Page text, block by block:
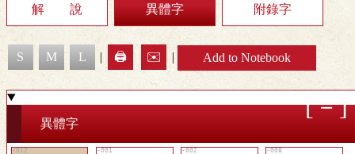
解 說 異體字 附錄字
S M L | 🖨️ ✉️ | Add to Notebook
異體字